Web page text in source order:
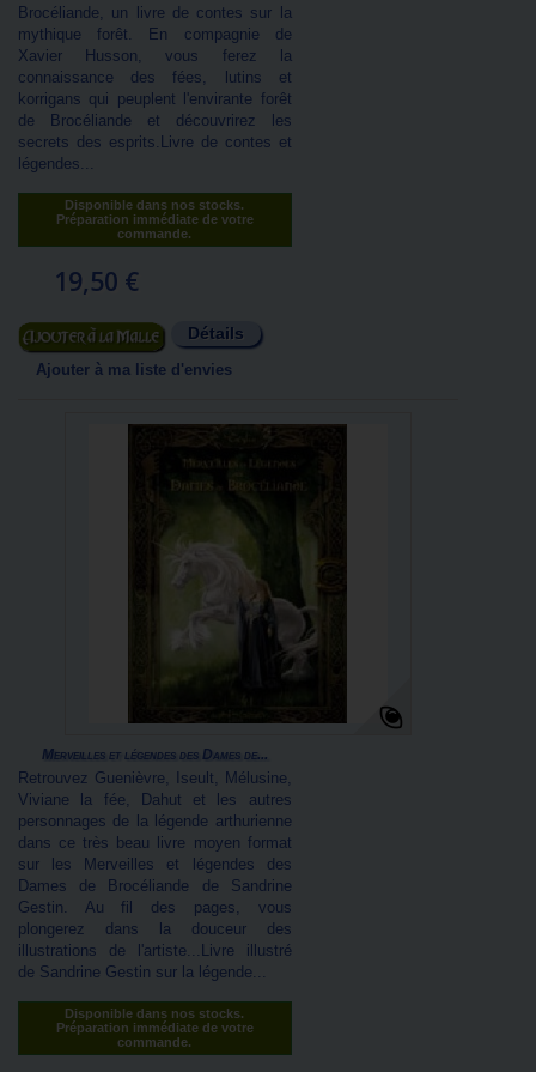
Brocéliande, un livre de contes sur la
mythique forêt. En compagnie de
Xavier Husson, vous ferez la
connaissance des fées, lutins et
korrigans qui peuplent l'envirante forêt
de Brocéliande et découvrirez les
secrets des esprits.Livre de contes et
légendes...
Disponible dans nos stocks.
Préparation immédiate de votre
commande.
19,50 €
Ajouter au panier Détails
Ajouter à ma liste d'envies
Merveilles et légendes des Dames de...
Retrouvez Guenièvre, Iseult, Mélusine,
Viviane la fée, Dahut et les autres
personnages de la légende arthurienne
dans ce très beau livre moyen format
sur les Merveilles et légendes des
Dames de Brocéliande de Sandrine
Gestin. Au fil des pages, vous
plongerez dans la douceur des
illustrations de l'artiste...Livre illustré
de Sandrine Gestin sur la légende...
Disponible dans nos stocks.
Préparation immédiate de votre
commande.